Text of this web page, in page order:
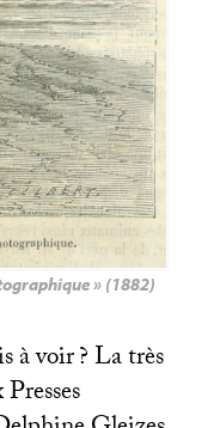
» (1882)
à voir? La très